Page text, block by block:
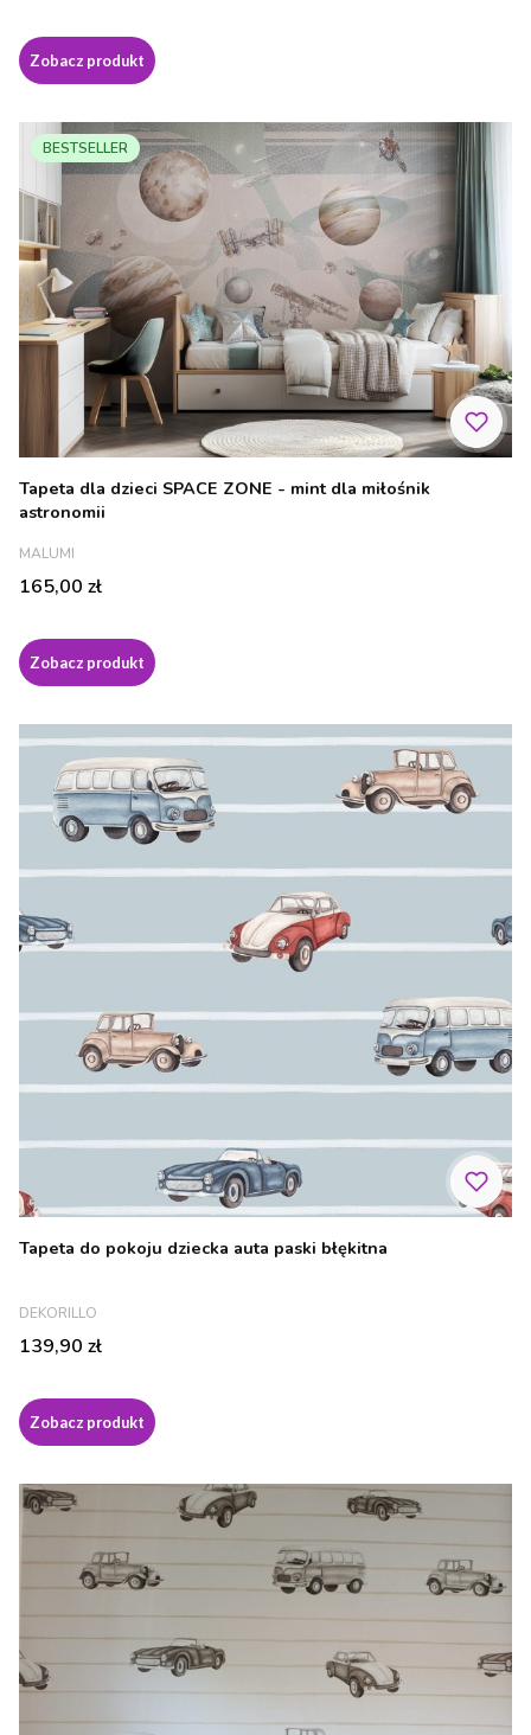
Zobacz produkt
BESTSELLER
Tapeta dla dzieci SPACE ZONE - mint dla miłośnik
astronomii
PRODUCENT
MALUMI
Cena
165,00 zł
Zobacz produkt
Tapeta do pokoju dziecka auta paski błękitna
PRODUCENT
DEKORILLO
Cena
139,90 zł
Zobacz produkt